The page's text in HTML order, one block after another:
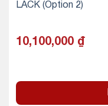
LACK (Option 2)
10,100,000 ₫